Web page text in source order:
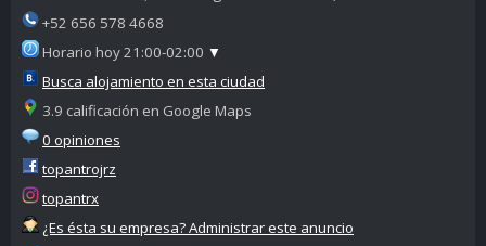
+52 656 578 4668
Horario hoy 21:00-02:00 ▼
Busca alojamiento en esta ciudad
3.9 calificación en Google Maps
0 opiniones
topantrojrz
topantrx
¿Es ésta su empresa? Administrar este anuncio